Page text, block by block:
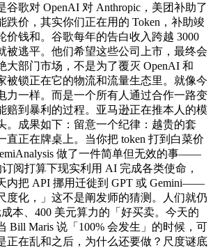
谷歌对 OpenAI 对 Anthropic，美团补助了
跌价，其实你们正在用的 Token，补助竣
价钱和。谷歌每年的告白收入跨越 3000
被逃平。他们希望这些公司上市，最终会
大部门市场，不是为了覆灭 OpenAI 和
被锁正在它的物流和流量生态里。就像今
力一样。而是一个所有人通过合作一路变
赔到暴利的过程。亚马逊正在推本人的模
。成果如下：留意一个纪律：越贵的套
直正在牌桌上。当你把 token 打到白菜价
做了一件简单但无效的事——
阅打算下现实利用 AI 完成各类使命，
内把 API 挪用迁徙到 GPT 或 Gemini——
度化，」这不是阐发师的猜测。人们就仍
本、400 美元算力的「好买卖。今天的
Bill Maris 说「100% 会发生」的时候，可
正在乱和之后，为什么还要做？尺度谜底